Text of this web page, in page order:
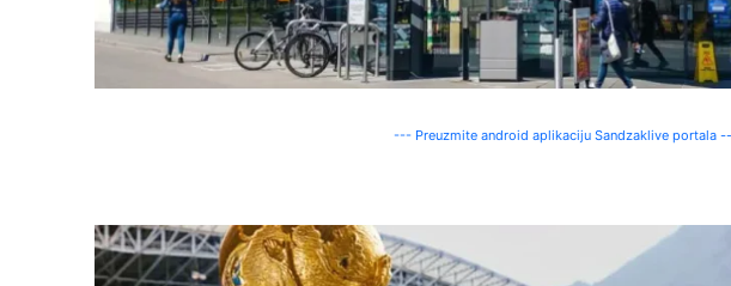
--- Preuzmite android aplikaciju Sandzaklive portala